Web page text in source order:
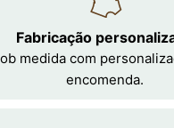
Fabricação
medida com
encomenda.